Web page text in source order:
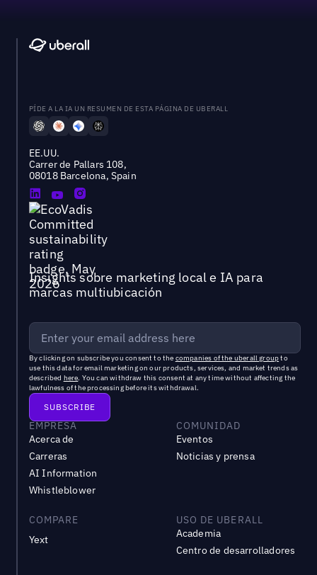
PÍDE A LA IA UN RESUMEN DE ESTA PÁGINA DE UBERALL
EE.UU.
Carrer de Pallars 108,
08018 Barcelona, Spain
Insights sobre marketing local e IA para
marcas multiubicación
By clicking on subscribe you consent to the companies of the uberall groupto
use this data for email marketing on our products, services, and market trends as
described here. You can withdraw this consent at any time without affecting the
lawfulness of the processing before its withdrawal.
EMPRESA
Acerca de
Carreras
AI Information
Whistleblower
COMUNIDAD
Eventos
Noticias y prensa
COMPARE
Yext
USO DE UBERALL
Academia
Centro de desarrolladores